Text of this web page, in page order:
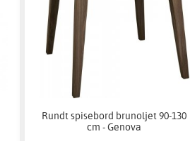
Rundt spisebord brunoljet 90-130
cm - Genova